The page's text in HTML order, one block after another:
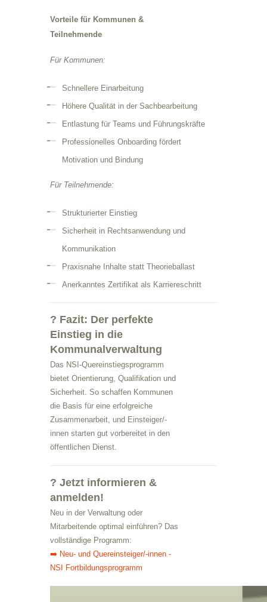
Vorteile für Kommunen &
Teilnehmende
Für Kommunen:
Schnellere Einarbeitung
Höhere Qualität in der Sachbearbeitung
Entlastung für Teams und Führungskräfte
Professionelles Onboarding fördert
Motivation und Bindung
Für Teilnehmende:
Strukturierter Einstieg
Sicherheit in Rechtsanwendung und
Kommunikation
Praxisnahe Inhalte statt Theorieballast
Anerkanntes Zertifikat als Karriereschritt
? Fazit: Der perfekte
Einstieg in die
Kommunalverwaltung
Das NSI-Quereinstiegsprogramm
bietet Orientierung, Qualifikation und
Sicherheit. So schaffen Kommunen
die Basis für eine erfolgreiche
Zusammenarbeit, und Einsteiger/-
innen starten gut vorbereitet in den
öffentlichen Dienst.
? Jetzt informieren &
anmelden!
Neu in der Verwaltung oder
Mitarbeitende optimal einführen? Das
vollständige Programm:
➡️ Neu- und Quereinsteiger/-innen -
NSI Fortbildungsprogramm